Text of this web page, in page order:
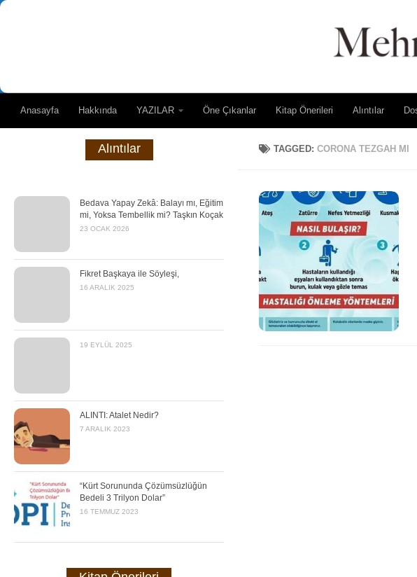
Anasayfa Hakkında YAZILAR Öne Çıkanlar Kitap Önerileri Alıntılar
TAGGED: CORONA TEZGAH MI
Alıntılar
Bedava Yapay Zekâ: Balayı mı, Eğitim
mi, Yoksa Tembellik mi? Taşkın Koçak
23 OCAK 2026
Fikret Başkaya ile Söyleşi,
16 ARALIK 2025
19 EYLÜL 2025
ALINTI: Atalet Nedir?
7 ARALIK 2023
“Kürt Sorununda Çözümsüzlüğün
Bedeli 3 Trilyon Dolar”
16 TEMMUZ 2023